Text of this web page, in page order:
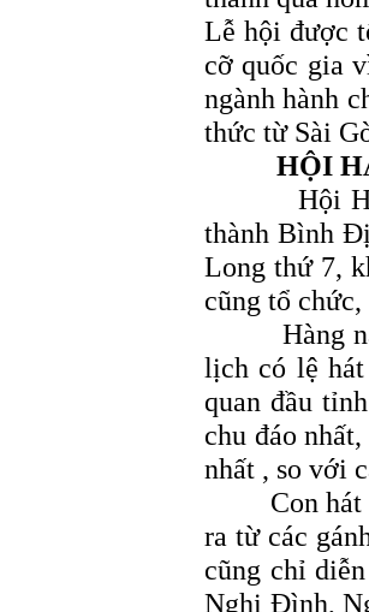
Lễ hội được
cỡ quốc gia
ngành hành
thức từ Sài
HỘI
Hội Hát
thành Bình
Long thứ 7,
cũng tổ
Hàng
lịch có lệ
quan đầu
chu đáo
nhất , so với
Con hát
ra từ các
cũng chỉ
Nghi Ðình,